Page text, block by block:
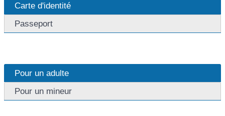
Carte d'identité
Passeport
Pour un adulte
Pour un mineur